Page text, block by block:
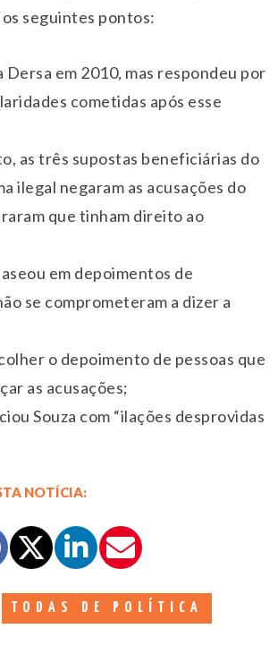
os seguintes pontos:
Dersa em 2010, mas respondeu por
cometidas após esse
as três supostas beneficiárias do
ilegal negaram as acusações do
que tinham direito ao
em depoimentos de
se comprometeram a dizer a
o depoimento de pessoas que
as acusações;
Souza com “ilações desprovidas
NOTÍCIA:
TODAS DE POLÍTICA